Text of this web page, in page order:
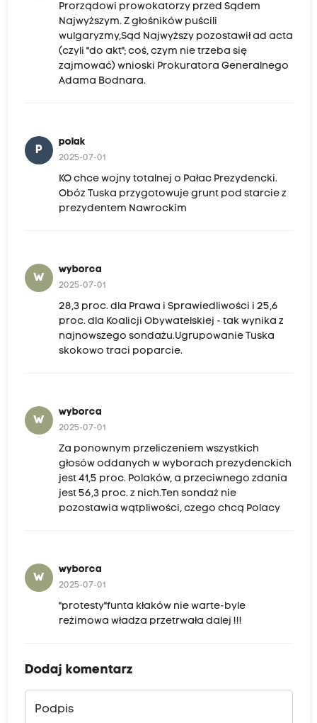
Prorządowi prowokatorzy przed Sądem
Najwyższym. Z głośników puścili
wulgaryzmy,Sąd Najwyższy pozostawił ad acta
(czyli "do akt"; coś, czym nie trzeba się
zajmować) wnioski Prokuratora Generalnego
Adama Bodnara.
P
polak
2025-07-01
KO chce wojny totalnej o Pałac Prezydencki.
Obóz Tuska przygotowuje grunt pod starcie z
prezydentem Nawrockim
W
wyborca
2025-07-01
28,3 proc. dla Prawa i Sprawiedliwości i 25,6
proc. dla Koalicji Obywatelskiej - tak wynika z
najnowszego sondażu.Ugrupowanie Tuska
skokowo traci poparcie.
W
wyborca
2025-07-01
Za ponownym przeliczeniem wszystkich
głosów oddanych w wyborach prezydenckich
jest 41,5 proc. Polaków, a przeciwnego zdania
jest 56,3 proc. z nich.Ten sondaż nie
pozostawia wątpliwości, czego chcą Polacy
W
wyborca
2025-07-01
"protesty"funta kłaków nie warte-byle
reżimowa władza przetrwała dalej !!!
Dodaj komentarz
Podpis